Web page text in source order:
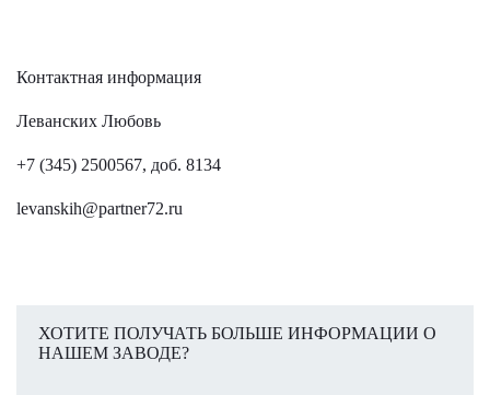
Контактная информация
Леванских Любовь
+7 (345) 2500567, доб. 8134
levanskih@partner72.ru
ХОТИТЕ ПОЛУЧАТЬ БОЛЬШЕ ИНФОРМАЦИИ О
НАШЕМ ЗАВОДЕ?